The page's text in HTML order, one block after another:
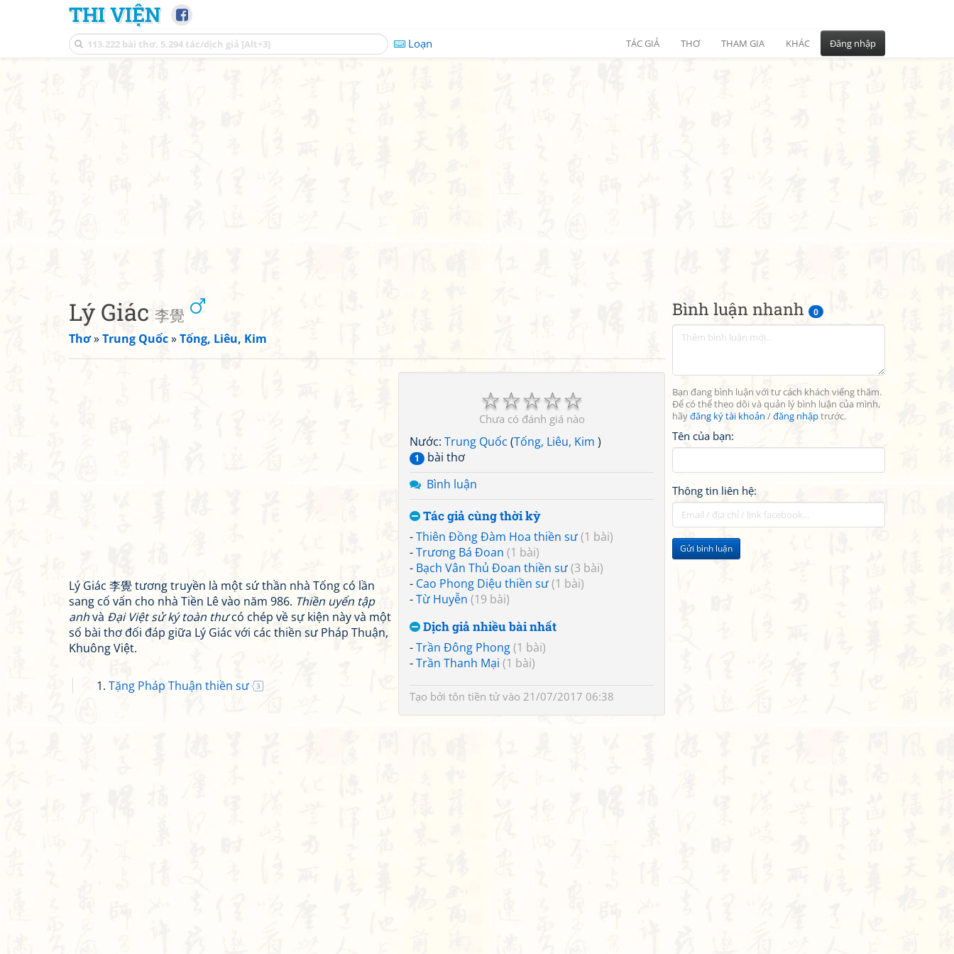
THI VIỆN
Loạn TÁC GIẢ THƠ THAM GIA KHÁC Đăng nhập
Bình luận nhanh 0
Bạn đang bình luận với tư cách khách viếng thăm.
Để có thể theo dõi và quản lý bình luận của mình,
hãyđăng ký tài khoản /đăng nhậptrước.
Tên của bạn:
Thông tin liên hệ:
Gửi bình luận
Lý Giác 李覺
Thơ»Trung Quốc»Tống, Liêu, Kim
☆
☆
☆
☆
☆
Chưa có đánh giá nào
Nước: Trung Quốc (Tống, Liêu, Kim )
1
bài thơ
Bình luận
Tác giả cùng thời kỳ
-Thiên Đồng Đàm Hoa thiền sư(1 bài)
-Trương Bá Đoan (1 bài)
- Bạch Vân Thủ Đoan thiền sư(3 bài)
- Cao Phong Diệu thiền sư(1 bài)
-Từ Huyễn (19 bài)
Dịch giả nhiều bài nhất
-Trần Đông Phong(1 bài)
-Trần Thanh Mại (1 bài)
Tạo bởi tôn tiền tửvào 21/07/2017 06:38
Lý Giác 李覺 tương truyền là một sứ thần nhà Tống có lần
sang cố vấn cho nhà Tiền Lê vào năm 986. Thiền uyển tập
anhvà Đại Việt sử ký toàn thưcó chép về sự kiện này và một
số bài thơ đối đáp giữa Lý Giác với các thiền sư Pháp Thuận,
Khuông Việt.
Tặng Pháp Thuận thiền sư 3